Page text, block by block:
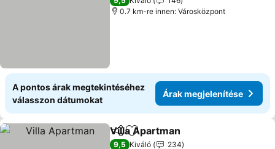
0.7 km-re innen: Városközpont
A pontos árak megtekintéséhez
válasszon dátumokat
Árak megjelenítése
Megosztás
Hozzáadás a kedvencekhez
Villa Apartman
9,5 Kiváló
234